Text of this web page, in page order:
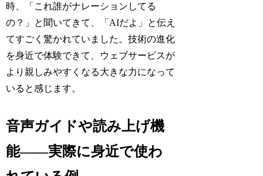
時、「これ誰がナレーションしてる
の？」と聞いてきて、「AIだよ」と伝え
てすごく驚かれていました。技術の進化
を身近で体験できて、ウェブサービスが
より親しみやすくなる大きな力になって
いると感じます。
音声ガイドや読み上げ機
能――実際に身近で使わ